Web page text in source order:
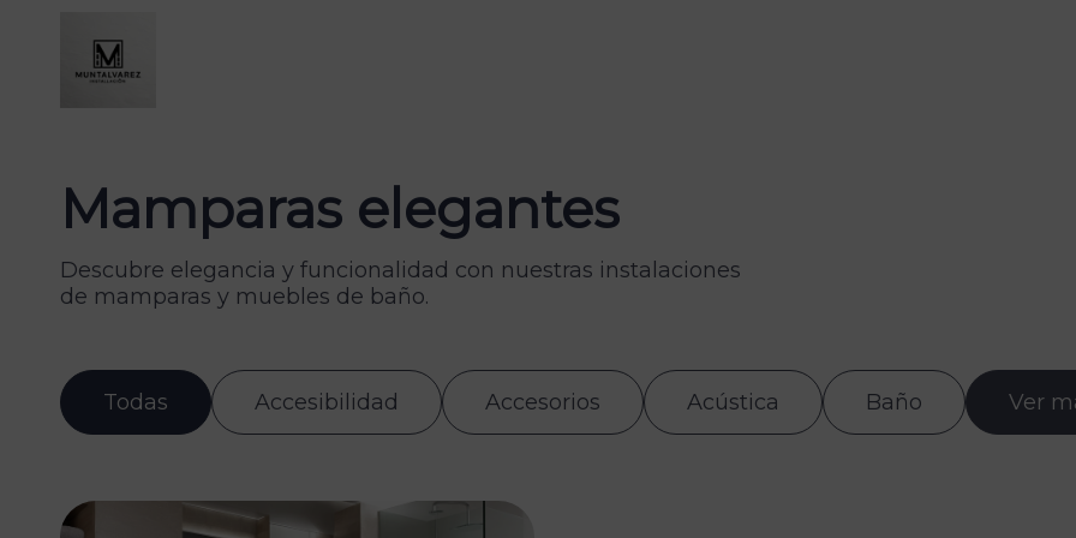
Mamparas elegantes
Descubre elegancia y funcionalidad con nuestras instalaciones
de mamparas y muebles de baño.
Todas Accesibilidad Accesorios Acústica Baño Ver